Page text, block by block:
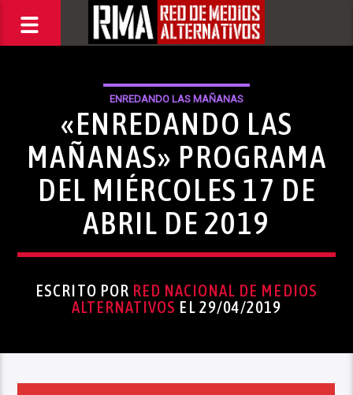
ENREDANDO LAS MAÑANAS
«ENREDANDO LAS
MAÑANAS» PROGRAMA
DEL MIÉRCOLES 17 DE
ABRIL DE 2019
ESCRITO POR RED NACIONAL DE MEDIOS
ALTERNATIVOS EL 29/04/2019